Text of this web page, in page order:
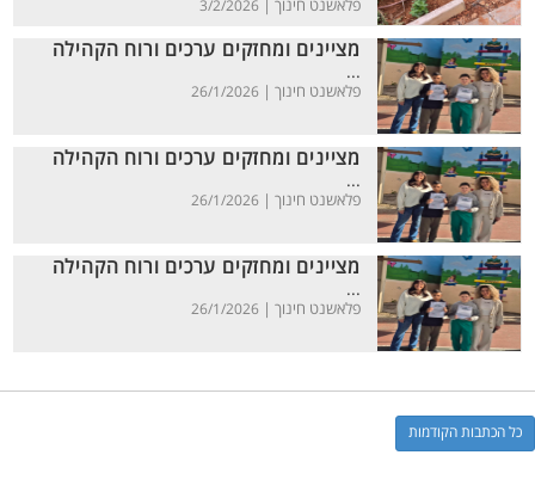
פלאשנט חינוך | 3/2/2026
מציינים ומחזקים ערכים ורוח הקהילה
...
פלאשנט חינוך | 26/1/2026
מציינים ומחזקים ערכים ורוח הקהילה
...
פלאשנט חינוך | 26/1/2026
מציינים ומחזקים ערכים ורוח הקהילה
...
פלאשנט חינוך | 26/1/2026
כל הכתבות הקודמות